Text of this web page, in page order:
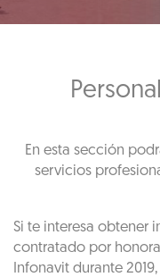
En esta sección
servicios
Si te interesa obtener
contratado por
Infonavit durante